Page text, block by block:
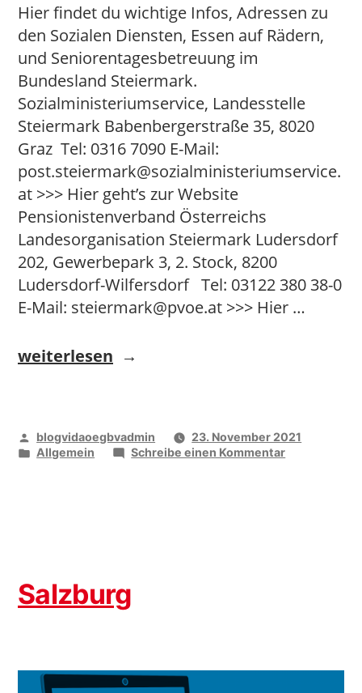
Hier findet du wichtige Infos, Adressen zu
den Sozialen Diensten, Essen auf Rädern,
und Seniorentagesbetreuung im
Bundesland Steiermark.
Sozialministeriumservice, Landesstelle
Steiermark Babenbergerstraße 35, 8020
Graz Tel: 0316 7090 E-Mail:
post.steiermark@sozialministeriumservice.
at >>> Hier geht’s zur Website
Pensionistenverband Österreichs
Landesorganisation Steiermark Ludersdorf
202, Gewerbepark 3, 2. Stock, 8200
Ludersdorf-Wilfersdorf Tel: 03122 380 38-0
E-Mail: steiermark@pvoe.at >>> Hier …
„Steiermark“
weiterlesen
Veröffentlicht
von
blogvidaoegbvadmin
23. November 2021
Veröffentlicht
Allgemein Schreibe einen Kommentarzu
Salzburg